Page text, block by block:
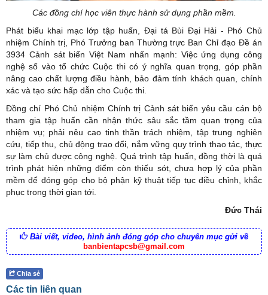
Các đồng chí học viên thực hành sử dụng phần mềm.
Phát biểu khai mạc lớp tập huấn, Đại tá Bùi Đại Hải - Phó Chủ
nhiệm Chính trị, Phó Trưởng ban Thường trực Ban Chỉ đạo Đề án
3934 Cảnh sát biển Việt Nam nhấn mạnh: Việc ứng dụng công
nghệ số vào tổ chức Cuộc thi có ý nghĩa quan trọng, góp phần
nâng cao chất lượng điều hành, bảo đảm tính khách quan, chính
xác và tạo sức hấp dẫn cho Cuộc thi.
Đồng chí Phó Chủ nhiệm Chính trị Cảnh sát biển yêu cầu cán bộ
tham gia tập huấn cần nhận thức sâu sắc tầm quan trọng của
nhiệm vụ; phải nêu cao tinh thần trách nhiệm, tập trung nghiên
cứu, tiếp thu, chủ động trao đổi, nắm vững quy trình thao tác, thực
sự làm chủ được công nghệ. Quá trình tập huấn, đồng thời là quá
trình phát hiện những điểm còn thiếu sót, chưa hợp lý của phần
mềm để đóng góp cho bộ phận kỹ thuật tiếp tục điều chỉnh, khắc
phục trong thời gian tới.
Đức Thái
Bài viết, video, hình ảnh đóng góp cho chuyên mục gửi về
banbientapcsb@gmail.com
Chia sẻ
Các tin liên quan